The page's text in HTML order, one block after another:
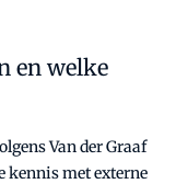
en welke
Van der Graaf
kennis met externe